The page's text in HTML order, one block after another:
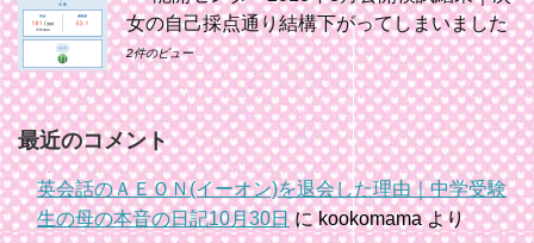
女の自己採点通り結構下がってしまいました
2件のビュー
最近のコメント
英会話のＡＥＯＮ(イーオン)を退会した理由｜中学受験
生の母の本音の日記10月30日にkookomamaより